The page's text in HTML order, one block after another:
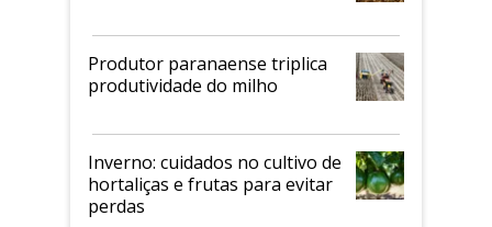
Produtor paranaense triplica
produtividade do milho
Inverno: cuidados no cultivo de
hortaliças e frutas para evitar
perdas